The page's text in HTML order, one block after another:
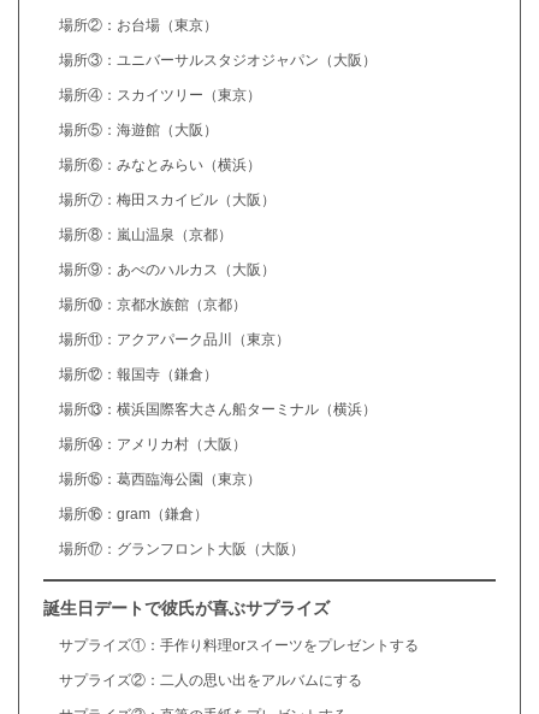
場所②：お台場（東京）
場所③：ユニバーサルスタジオジャパン（大阪）
場所④：スカイツリー（東京）
場所⑤：海遊館（大阪）
場所⑥：みなとみらい（横浜）
場所⑦：梅田スカイビル（大阪）
場所⑧：嵐山温泉（京都）
場所⑨：あべのハルカス（大阪）
場所⑩：京都水族館（京都）
場所⑪：アクアパーク品川（東京）
場所⑫：報国寺（鎌倉）
場所⑬：横浜国際客大さん船ターミナル（横浜）
場所⑭：アメリカ村（大阪）
場所⑮：葛西臨海公園（東京）
場所⑯：gram（鎌倉）
場所⑰：グランフロント大阪（大阪）
誕生日デートで彼氏が喜ぶサプライズ
サプライズ①：手作り料理orスイーツをプレゼントする
サプライズ②：二人の思い出をアルバムにする